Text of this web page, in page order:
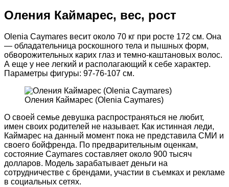
Оления Каймарес, вес, рост
Olenia Caymares весит около 70 кг при росте 172 см. Она
— обладательница роскошного тела и пышных форм,
обворожительных карих глаз и темно-каштановых волос.
А еще у нее легкий и располагающий к себе характер.
Параметры фигуры: 97-76-107 см.
Оления Каймарес (Olenia Caymares)
О своей семье девушка распространяться не любит,
имен своих родителей не называет. Как истинная леди,
Каймарес на данный момент пока не представила СМИ и
своего бойфренда. По предварительным оценкам,
состояние Caymares составляет около 900 тысяч
долларов. Модель зарабатывает деньги на
сотрудничестве с брендами, участии в съемках и рекламе
в социальных сетях.